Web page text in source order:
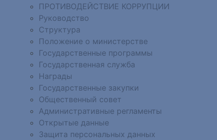
ПРОТИВОДЕЙСТВИЕ КОРРУПЦИИ
Руководство
Структура
Положение о министерстве
Государственные программы
Государственная служба
Награды
Государственные закупки
Общественный совет
Административные регламенты
Открытые данные
Защита персональных данных